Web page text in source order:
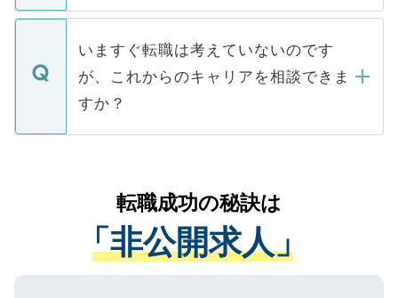
関を公にしてしまうと、応募が殺到する場
に、医療機関が求める条件に合った人材の
みを人材紹介会社に依頼するケースが増え
ています。
定を承諾する必要はありません。内定先へ
の辞退の連絡はキャリアパートナーが行い
個人情報が漏えいすることはありませんの
で、ご安心ください。当サイトからの登録
などで収集したご登録者様の個人情報は、
ご本人のキャリアアップおよび転職活動の
支援を目的に使用いたします。お預かりし
ているすべての個人データはご本人の許可
は、個人情報の取り扱いについての厳密な
管理基準を満たした事業者のみに付与され
る、プライバシーマークを取得済みです。
いますぐ転職は考えていないのです
が、これからのキャリアを相談できま
すか？
かがいして、現在の医療機関の状況や紹介
経験をまじえながら、適切なアドバイスを
させていただきます。すぐにご転職をされ
ない方には、長期的なサポートが可能です
ので、まずはご登録ください。
転職成功の秘訣は
「非公開求人」